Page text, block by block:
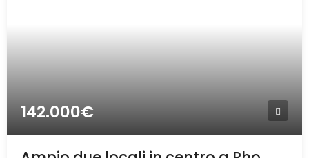
142.000€